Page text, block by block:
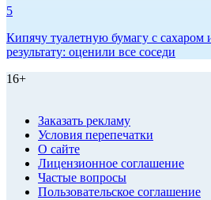
5
Кипячу туалетную бумагу с сахаром
результату: оценили все соседи
16+
Заказать рекламу
Условия перепечатки
О сайте
Лицензионное соглашение
Частые вопросы
Пользовательское соглашение